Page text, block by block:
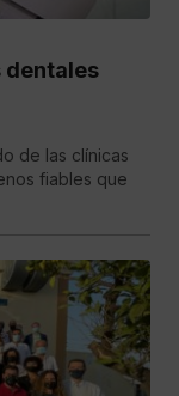
dentales
de las clínicas
fiables que